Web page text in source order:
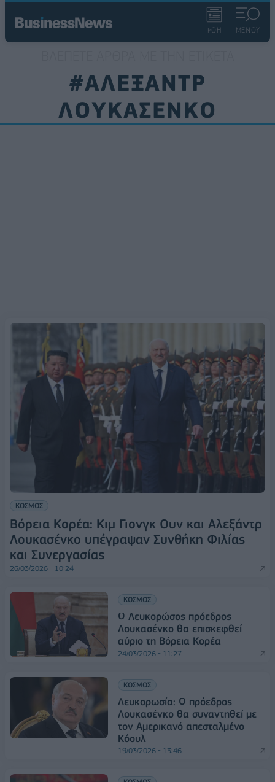
ΡΟΗ ΜΕΝΟΥ
#ΑΛΕΞΑΝΤΡ
ΛΟΥΚΑΣΕΝΚΟ
ΚΟΣΜΟΣ
Βόρεια Κορέα: Κιμ Γιονγκ Ουν και Αλεξάντρ
Λουκασένκο υπέγραψαν Συνθήκη Φιλίας
και Συνεργασίας
26/03/2026 - 10:24
ΚΟΣΜΟΣ
Ο Λευκορώσος πρόεδρος
Λουκασένκο θα επισκεφθεί
αύριο τη Βόρεια Κορέα
24/03/2026 - 11:27
ΚΟΣΜΟΣ
Λευκορωσία: Ο πρόεδρος
Λουκασένκο θα συναντηθεί με
τον Αμερικανό απεσταλμένο
Κόουλ
19/03/2026 - 13:46